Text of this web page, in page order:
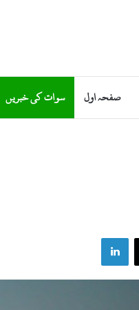
صفحہ اول سوات کی خبریں
X